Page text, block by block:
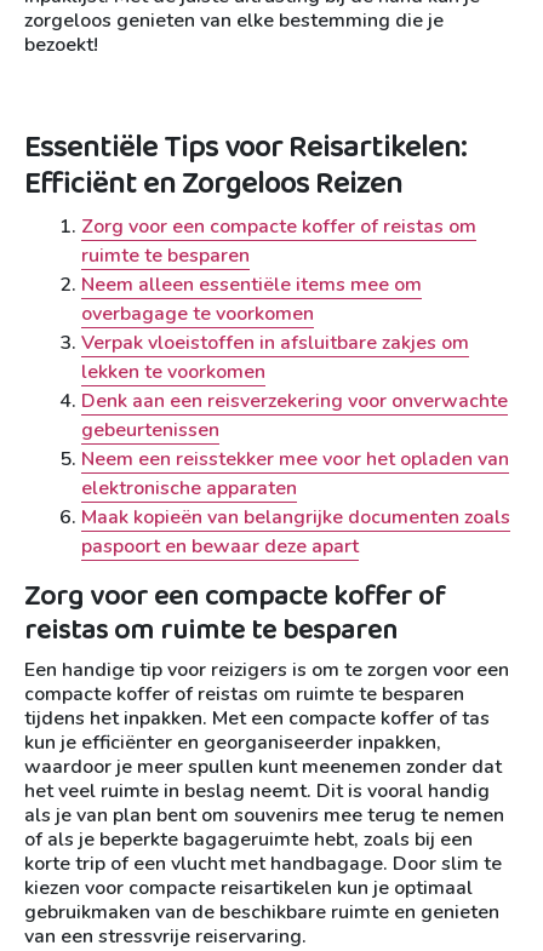
zorgeloos genieten van elke bestemming die je
bezoekt!
Essentiële Tips voor Reisartikelen:
Efficiënt en Zorgeloos Reizen
Zorg voor een compacte koffer of reistas om
ruimte te besparen
Neem alleen essentiële items mee om
overbagage te voorkomen
Verpak vloeistoffen in afsluitbare zakjes om
lekken te voorkomen
Denk aan een reisverzekering voor onverwachte
gebeurtenissen
Neem een reisstekker mee voor het opladen van
elektronische apparaten
Maak kopieën van belangrijke documenten zoals
paspoort en bewaar deze apart
Zorg voor een compacte koffer of
reistas om ruimte te besparen
Een handige tip voor reizigers is om te zorgen voor een
compacte koffer of reistas om ruimte te besparen
tijdens het inpakken. Met een compacte koffer of tas
kun je efficiënter en georganiseerder inpakken,
waardoor je meer spullen kunt meenemen zonder dat
het veel ruimte in beslag neemt. Dit is vooral handig
als je van plan bent om souvenirs mee terug te nemen
of als je beperkte bagageruimte hebt, zoals bij een
korte trip of een vlucht met handbagage. Door slim te
kiezen voor compacte reisartikelen kun je optimaal
gebruikmaken van de beschikbare ruimte en genieten
van een stressvrije reiservaring.